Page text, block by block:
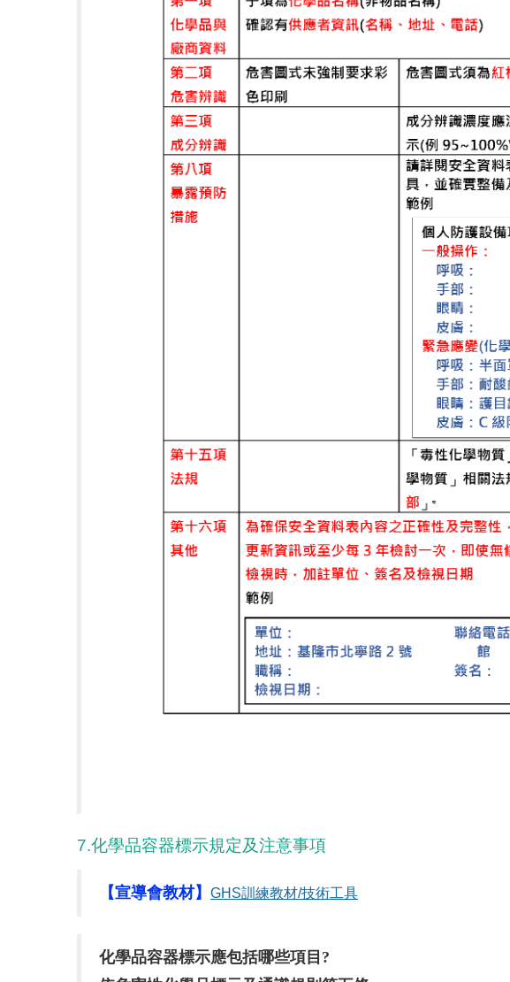
7.化學品容器標示規定及注意事項
【宣導會教材】 GHS訓練教材/技術工具
化學品容器標示應包括哪些項目?